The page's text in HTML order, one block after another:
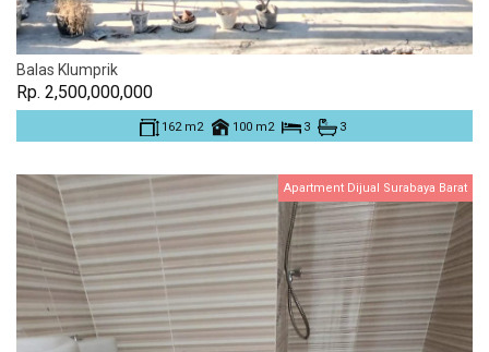
Balas Klumprik
Rp. 2,500,000,000
162 m2 100 m2 3 3
Apartment Dijual Surabaya Barat